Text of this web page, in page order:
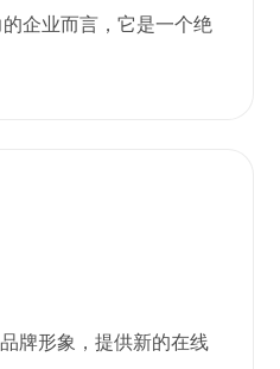
企业而言，它是一个绝
牌形象，提供新的在线